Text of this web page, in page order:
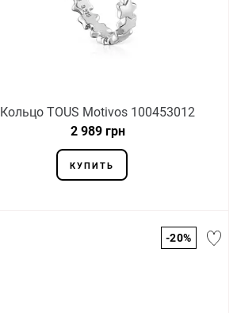
Кольцо TOUS Motivos 100453012
2 989 грн
КУПИТЬ
-20%